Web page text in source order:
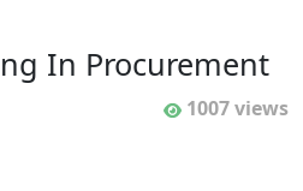
In Procurement
1007 views